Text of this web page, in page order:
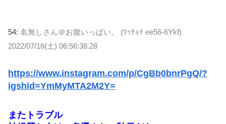
54: 名無しさん＠お腹いっぱい。 (ﾜｯﾁｮｲ ee56-6Ykf)
2022/07/16(土) 06:56:38.28
https://www.instagram.com/p/CgBb0bnrPgQ/?
igshid=YmMyMTA2M2Y=
またトラブル